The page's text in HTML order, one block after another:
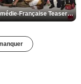
De la Comédie-Française Teaser VF